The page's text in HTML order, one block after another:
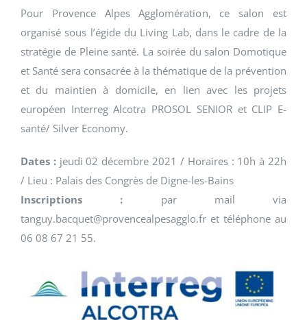
Pour Provence Alpes Agglomération, ce salon est
organisé sous l’égide du Living Lab, dans le cadre de la
stratégie de Pleine santé. La soirée du salon Domotique
et Santé sera consacrée à la thématique de la prévention
et du maintien à domicile, en lien avec les projets
européen Interreg Alcotra PROSOL SENIOR et CLIP E-
santé/ Silver Economy.
Dates :jeudi 02 décembre 2021 / Horaires : 10h à 22h
/ Lieu : Palais des Congrès de Digne-les-Bains
Inscriptions : par mail via
tanguy.bacquet@provencealpesagglo.fr et téléphone au
06 08 67 21 55.